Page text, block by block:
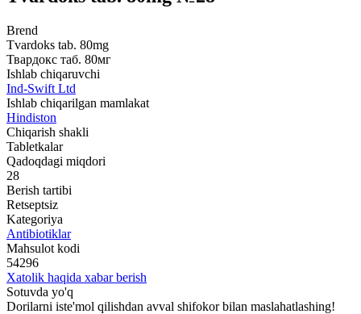
Brend
Tvardoks tab. 80mg
Твардокс таб. 80мг
Ishlab chiqaruvchi
Ind-Swift Ltd
Ishlab chiqarilgan mamlakat
Hindiston
Chiqarish shakli
Tabletkalar
Qadoqdagi miqdori
28
Berish tartibi
Retseptsiz
Kategoriya
Antibiotiklar
Mahsulot kodi
54296
Xatolik haqida xabar berish
Sotuvda yo'q
Dorilarni iste'mol qilishdan avval shifokor bilan maslahatlashing!